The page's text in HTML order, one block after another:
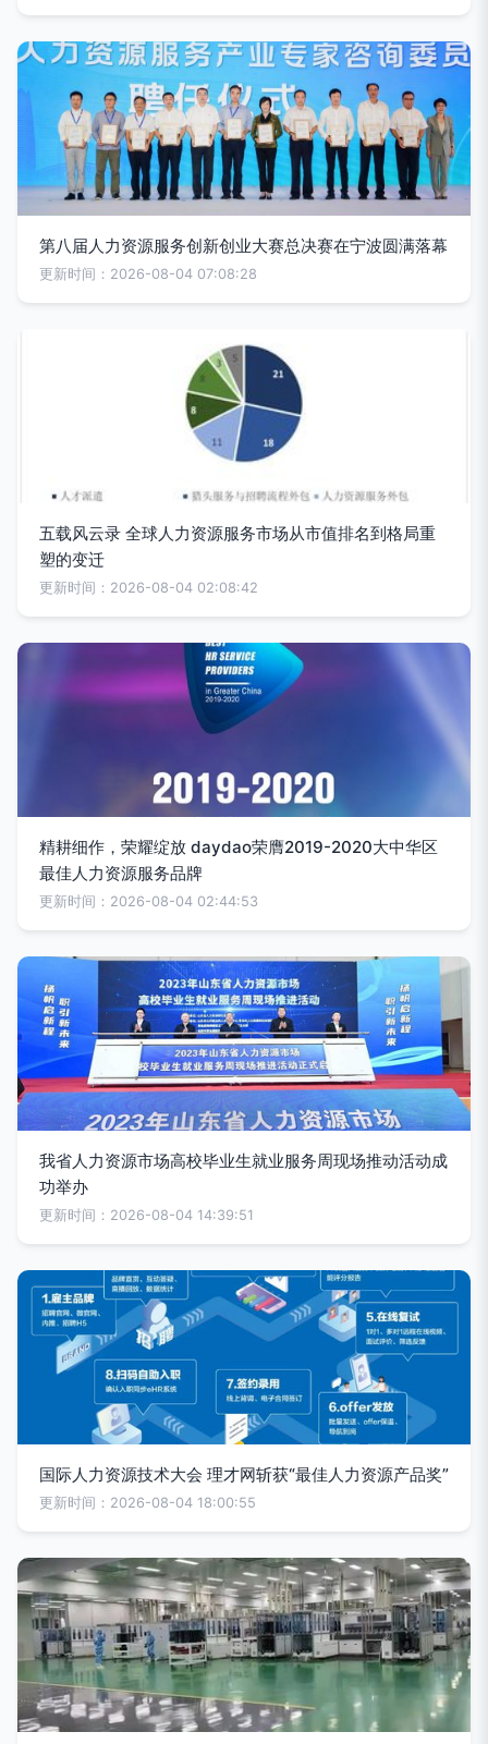
第八届人力资源服务创新创业大赛总决赛在宁波圆满落幕
更新时间：2026-08-04 07:08:28
五载风云录 全球人力资源服务市场从市值排名到格局重
塑的变迁
更新时间：2026-08-04 02:08:42
精耕细作，荣耀绽放 daydao荣膺2019-2020大中华区
最佳人力资源服务品牌
更新时间：2026-08-04 02:44:53
我省人力资源市场高校毕业生就业服务周现场推动活动成
功举办
更新时间：2026-08-04 14:39:51
国际人力资源技术大会 理才网斩获“最佳人力资源产品奖”
更新时间：2026-08-04 18:00:55